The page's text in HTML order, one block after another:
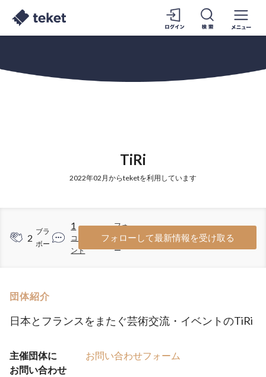
TiRi
2022年02月からteketを利用しています
2
ブラ
ボー
1
コメ
ント
1
フォ
ロワ
ー
フォローして最新情報を受け取る
団体紹介
日本とフランスをまたぐ芸術交流・イベントのTiRi
主催団体に
お問い合わせ
お問い合わせフォーム